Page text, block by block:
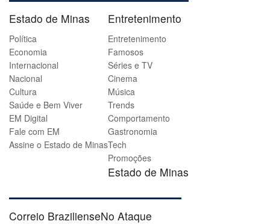
Estado de Minas
Política
Economia
Internacional
Nacional
Cultura
Saúde e Bem Viver
EM Digital
Fale com EM
Assine o Estado de Minas
Entretenimento
Entretenimento
Famosos
Séries e TV
Cinema
Música
Trends
Comportamento
Gastronomia
Tech
Promoções
Estado de Minas
Correio BrazilienseNo Ataque